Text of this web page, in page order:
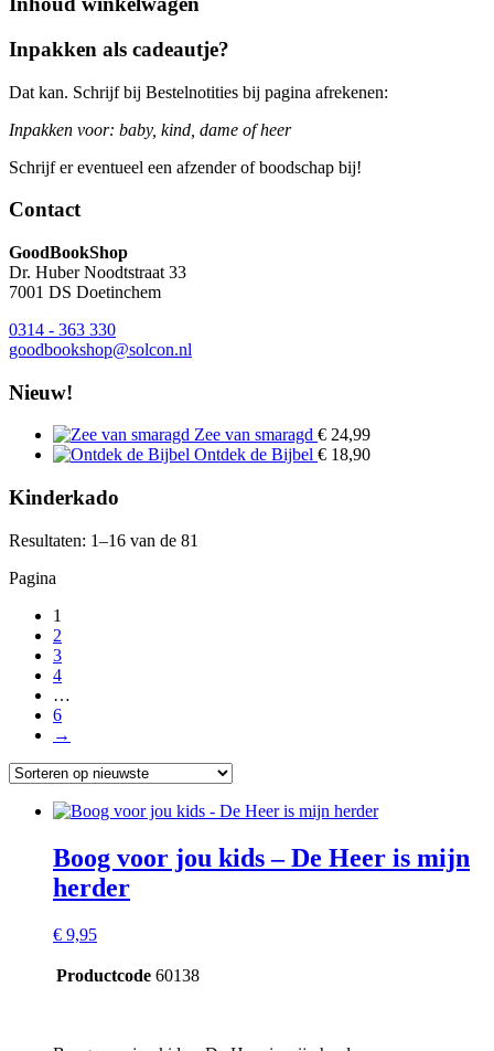
Inpakken als cadeautje?
Dat kan. Schrijf bij Bestelnotities bij pagina afrekenen:
Inpakken voor: baby, kind, dame of heer
Schrijf er eventueel een afzender of boodschap bij!
Contact
GoodBookShop
Dr. Huber Noodtstraat 33
7001 DS Doetinchem
0314 - 363 330
goodbookshop@solcon.nl
Nieuw!
Zee van smaragd € 24,99
Ontdek de Bijbel € 18,90
Kinderkado
Resultaten: 1–16 van de 81
Pagina
1
2
3
4
…
6
→
Boog voor jou kids – De Heer is mijn
herder
€ 9,95
Productcode 60138